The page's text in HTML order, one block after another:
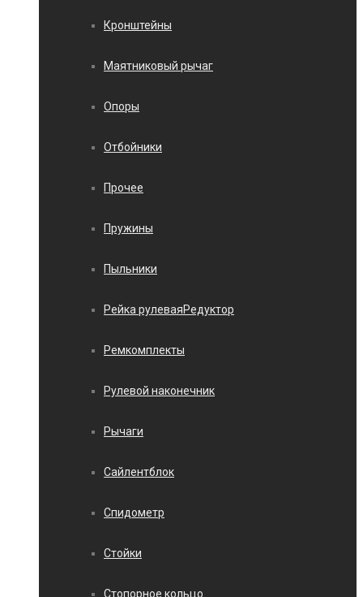
Кронштейны
Маятниковый рычаг
Опоры
Отбойники
Прочее
Пружины
Пыльники
Рейка рулеваяРедуктор
Ремкомплекты
Рулевой наконечник
Рычаги
Сайлентблок
Спидометр
Стойки
Стопорное кольцо